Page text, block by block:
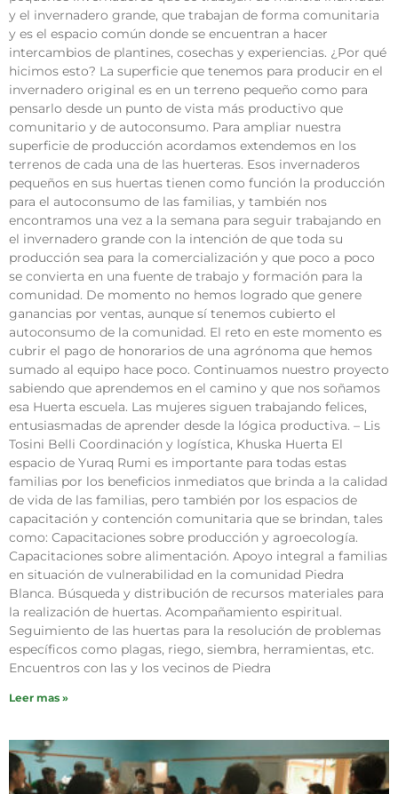
y el invernadero grande, que trabajan de forma comunitaria
y es el espacio común donde se encuentran a hacer
intercambios de plantines, cosechas y experiencias. ¿Por qué
hicimos esto? La superficie que tenemos para producir en el
invernadero original es en un terreno pequeño como para
pensarlo desde un punto de vista más productivo que
comunitario y de autoconsumo. Para ampliar nuestra
superficie de producción acordamos extendemos en los
terrenos de cada una de las huerteras. Esos invernaderos
pequeños en sus huertas tienen como función la producción
para el autoconsumo de las familias, y también nos
encontramos una vez a la semana para seguir trabajando en
el invernadero grande con la intención de que toda su
producción sea para la comercialización y que poco a poco
se convierta en una fuente de trabajo y formación para la
comunidad. De momento no hemos logrado que genere
ganancias por ventas, aunque sí tenemos cubierto el
autoconsumo de la comunidad. El reto en este momento es
cubrir el pago de honorarios de una agrónoma que hemos
sumado al equipo hace poco. Continuamos nuestro proyecto
sabiendo que aprendemos en el camino y que nos soñamos
esa Huerta escuela. Las mujeres siguen trabajando felices,
entusiasmadas de aprender desde la lógica productiva. – Lis
Tosini Belli Coordinación y logística, Khuska Huerta El
espacio de Yuraq Rumi es importante para todas estas
familias por los beneficios inmediatos que brinda a la calidad
de vida de las familias, pero también por los espacios de
capacitación y contención comunitaria que se brindan, tales
como: Capacitaciones sobre producción y agroecología.
Capacitaciones sobre alimentación. Apoyo integral a familias
en situación de vulnerabilidad en la comunidad Piedra
Blanca. Búsqueda y distribución de recursos materiales para
la realización de huertas. Acompañamiento espiritual.
Seguimiento de las huertas para la resolución de problemas
específicos como plagas, riego, siembra, herramientas, etc.
Encuentros con las y los vecinos de Piedra
Leer mas »